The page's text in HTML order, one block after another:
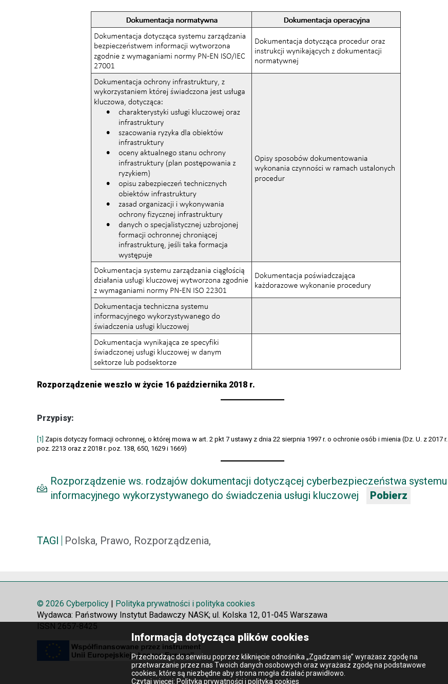
Rozporządzenie weszło w życie 16 października 2018 r.
Przypisy:
[1] Zapis dotyczy formacji ochronnej, o której mowa w art. 2 pkt 7 ustawy z dnia 22 sierpnia 1997 r. o ochronie osób i mienia (Dz. U. z 2017 r.
poz. 2213 oraz z 2018 r. poz. 138, 650, 1629 i 1669)
Rozporządzenie ws. rodzajów dokumentacji dotyczącej cyberbezpieczeństwa systemu
informacyjnego wykorzystywanego do świadczenia usługi kluczowej
Pobierz
TAGI Polska, Prawo, Rozporządzenia,
© 2026 Cyberpolicy | Polityka prywatności i polityka cookies
Wydawca: Państwowy Instytut Badawczy NASK; ul. Kolska 12, 01-045 Warszawa
ISSN 2657-8425
Informacja dotycząca plików cookies
Przechodząc do serwisu poprzez kliknięcie odnośnika „Zgadzam się” wyrażasz zgodę na
przetwarzanie przez nas Twoich danych osobowych oraz wyrażasz zgodę na podstawowe
cookies, które są niezbędne aby strona mogła działać prawidłowo.
Czytaj więcej: Polityka prywatności i polityka cookies